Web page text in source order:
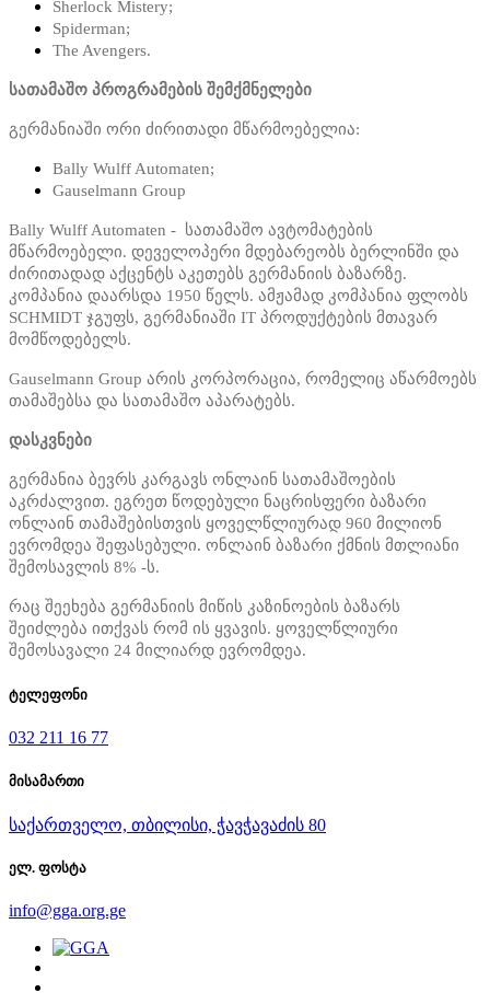
Sherlock Mistery;
Spiderman;
The Avengers.
სათამაშო პროგრამების შემქმნელები
გერმანიაში ორი ძირითადი მწარმოებელია:
Bally Wulff Automaten;
Gauselmann Group
Bally Wulff Automaten - სათამაშო ავტომატების
მწარმოებელი. დეველოპერი მდებარეობს ბერლინში და
ძირითადად აქცენტს აკეთებს გერმანიის ბაზარზე.
კომპანია დაარსდა 1950 წელს. ამჟამად კომპანია ფლობს
SCHMIDT ჯგუფს, გერმანიაში IT პროდუქტების მთავარ
მომწოდებელს.
Gauselmann Group არის კორპორაცია, რომელიც აწარმოებს
თამაშებსა და სათამაშო აპარატებს.
დასკვნები
გერმანია ბევრს კარგავს ონლაინ სათამაშოების
აკრძალვით. ეგრეთ წოდებული ნაცრისფერი ბაზარი
ონლაინ თამაშებისთვის ყოველწლიურად 960 მილიონ
ევრომდეა შეფასებული. ონლაინ ბაზარი ქმნის მთლიანი
შემოსავლის 8% -ს.
რაც შეეხება გერმანიის მიწის კაზინოების ბაზარს
შეიძლება ითქვას რომ ის ყვავის. ყოველწლიური
შემოსავალი 24 მილიარდ ევრომდეა.
ტელეფონი
032 211 16 77
მისამართი
საქართველო, თბილისი, ჭავჭავაძის 80
ელ. ფოსტა
info@gga.org.ge